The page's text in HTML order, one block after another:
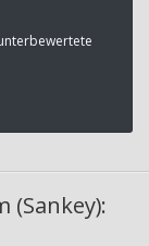
(Sankey):